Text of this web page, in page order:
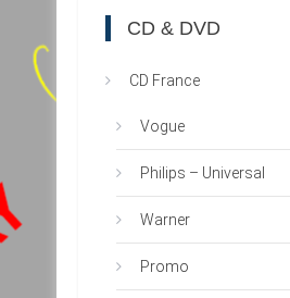
CD & DVD
CD France
Vogue
Philips – Universal
Warner
Promo